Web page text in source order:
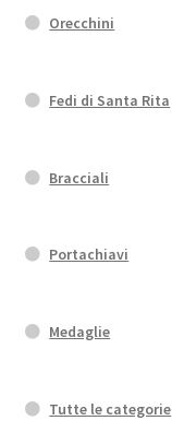
Orecchini
Fedi di Santa Rita
Bracciali
Portachiavi
Medaglie
Tutte le categorie